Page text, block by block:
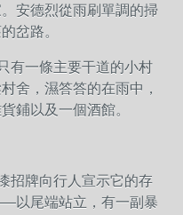
安德烈從雨刷單調的掃
岔路。
有一條主要干道的小村
舍，濕答答的在雨中，
鋪以及一個酒館。
招牌向行人宣示它的存
以尾端站立，有一副暴